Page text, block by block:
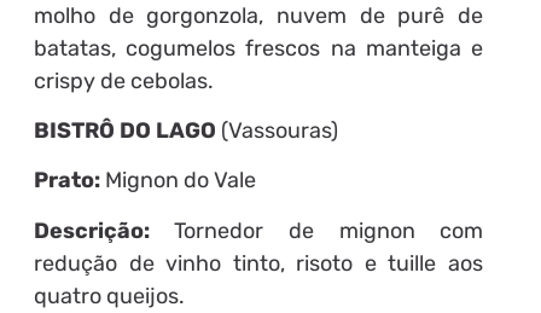
molho de gorgonzola, nuvem de purê de
batatas, cogumelos frescos na manteiga e
crispy de cebolas.
BISTRÔ DO LAGO (Vassouras)
Prato: Mignon do Vale
Descrição:Tornedor de mignon com
redução de vinho tinto, risoto e tuille aos
quatro queijos.